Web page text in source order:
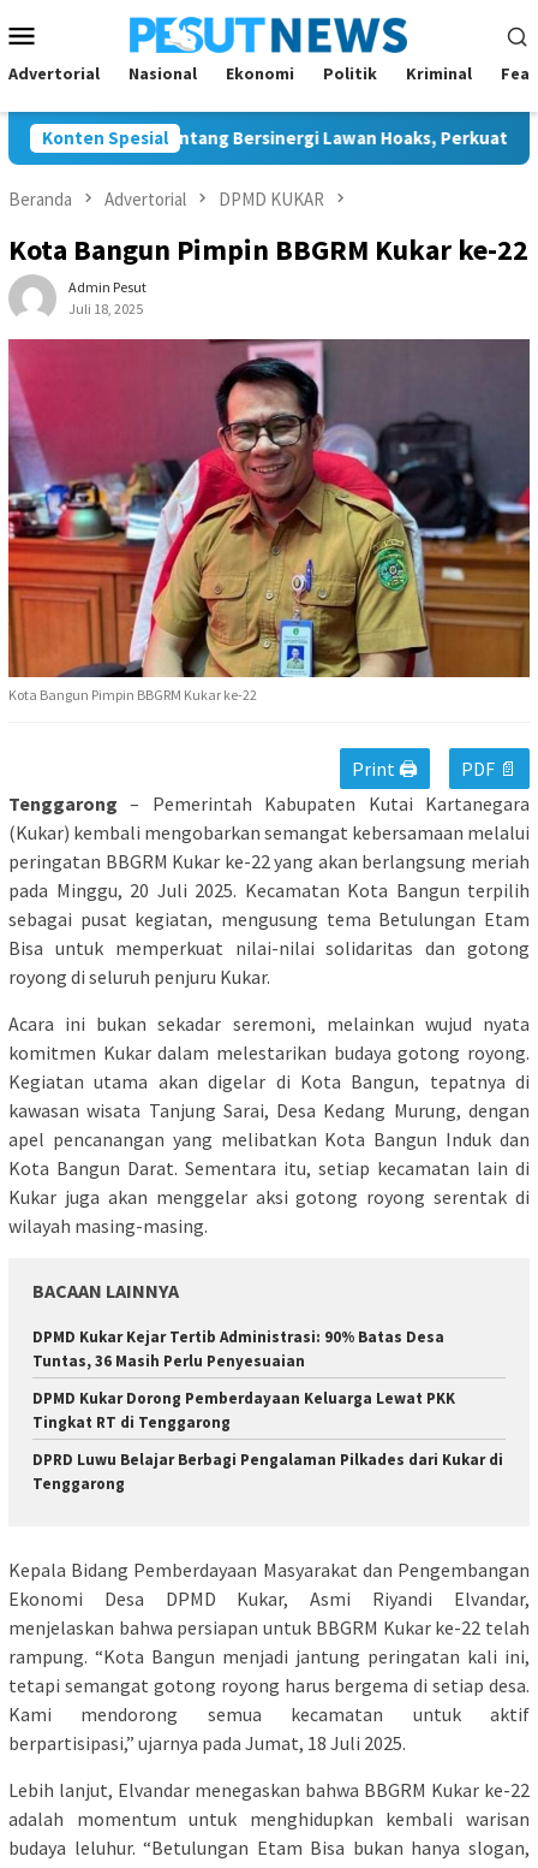
ke
kontenMobile
Advertorial Nasional Ekonomi Politik Kriminal
Konten Spesial
JMSI Bontang Bersinergi Lawan Hoaks, Perkuat Demokrasi
Beranda Advertorial DPMD KUKAR
Kota Bangun Pimpin BBGRM Kukar ke-22
Admin Pesut
Juli 18, 2025
Kota Bangun Pimpin BBGRM Kukar ke-22
Print 🖨
PDF 📄
Tenggarong – Pemerintah Kabupaten Kutai Kartanegara
(Kukar) kembali mengobarkan semangat kebersamaan melalui
peringatan BBGRM Kukar ke-22 yang akan berlangsung meriah
pada Minggu, 20 Juli 2025. Kecamatan Kota Bangun terpilih
sebagai pusat kegiatan, mengusung tema Betulungan Etam
Bisa untuk memperkuat nilai-nilai solidaritas dan gotong
royong di seluruh penjuru Kukar.
Acara ini bukan sekadar seremoni, melainkan wujud nyata
komitmen Kukar dalam melestarikan budaya gotong royong.
Kegiatan utama akan digelar di Kota Bangun, tepatnya di
kawasan wisata Tanjung Sarai, Desa Kedang Murung, dengan
apel pencanangan yang melibatkan Kota Bangun Induk dan
Kota Bangun Darat. Sementara itu, setiap kecamatan lain di
Kukar juga akan menggelar aksi gotong royong serentak di
wilayah masing-masing.
BACAAN LAINNYA
DPMD Kukar Kejar Tertib Administrasi: 90% Batas Desa
Tuntas, 36 Masih Perlu Penyesuaian
DPMD Kukar Dorong Pemberdayaan Keluarga Lewat PKK
Tingkat RT di Tenggarong
DPRD Luwu Belajar Berbagi Pengalaman Pilkades dari Kukar di
Tenggarong
Kepala Bidang Pemberdayaan Masyarakat dan Pengembangan
Ekonomi Desa DPMD Kukar, Asmi Riyandi Elvandar,
menjelaskan bahwa persiapan untuk BBGRM Kukar ke-22 telah
rampung. “Kota Bangun menjadi jantung peringatan kali ini,
tetapi semangat gotong royong harus bergema di setiap desa.
Kami mendorong semua kecamatan untuk aktif
berpartisipasi,” ujarnya pada Jumat, 18 Juli 2025.
Lebih lanjut, Elvandar menegaskan bahwa BBGRM Kukar ke-22
adalah momentum untuk menghidupkan kembali warisan
budaya leluhur. “Betulungan Etam Bisa bukan hanya slogan,